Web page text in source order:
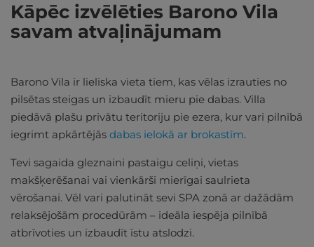
Kāpēc izvēlēties Barono Vila
savam atvaļinājumam
Barono Vila ir lieliska vieta tiem, kas vēlas izrauties no
pilsētas steigas un izbaudīt mieru pie dabas. Villa
piedāvā plašu privātu teritoriju pie ezera, kur vari pilnībā
iegrimt apkārtējās dabas ielokā ar brokastīm.
Tevi sagaida gleznaini pastaigu celiņi, vietas
makšķerēšanai vai vienkārši mierīgai saulrieta
vērošanai. Vēl vari palutināt sevi SPA zonā ar dažādām
relaksējošām procedūrām – ideāla iespēja pilnībā
atbrīvoties un izbaudīt īstu atslodzi.